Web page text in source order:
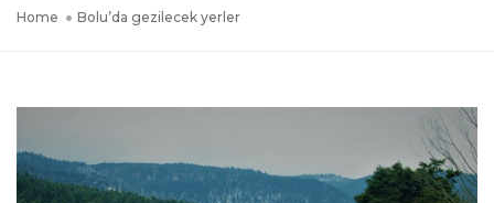
Home Bolu’da gezilecek yerler